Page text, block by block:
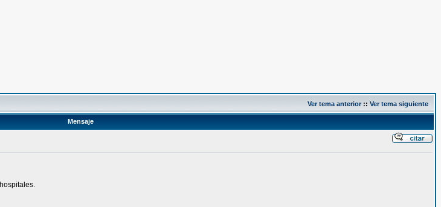
Ver tema anterior:: Ver tema siguiente
Mensaje